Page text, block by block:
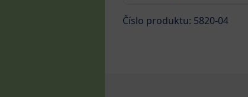
Číslo produktu: 5820-04